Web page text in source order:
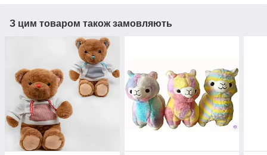
З цим товаром також замовляють